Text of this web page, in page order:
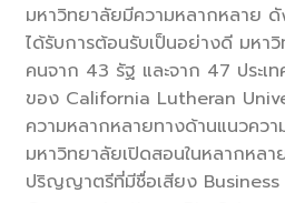
มหาวิทยาลัยมีความหลากหลาย
ได้รับการต้อนรับเป็นอย่างดี มหา
คนจาก 43 รัฐ และจาก 47 ประ
ของ California Lutheran
ความหลากหลายทางด้านแนวคว
มหาวิทยาลัยเปิดสอนในหลากหล
ปริญญาตรีที่มีชื่อเสียง